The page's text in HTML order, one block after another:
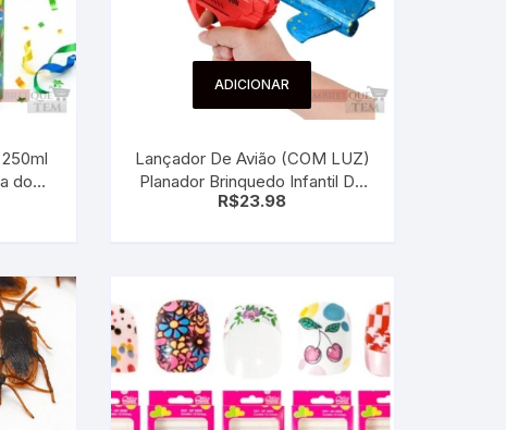
do
ADICIONAR
Lançador De Avião (COM LUZ)
Planador Brinquedo Infantil De
Espuma Catapulta
R$23.98